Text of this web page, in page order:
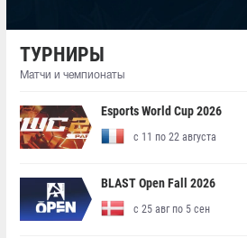
ТУРНИРЫ
Матчи и чемпионаты
Esports World Cup 2026
с 11 по 22 августа
BLAST Open Fall 2026
с 25 авг по 5 сен